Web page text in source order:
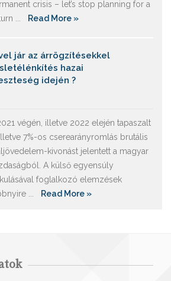
crisis – let’s stop planning for a
...
Read More »
jár az árrögzítésekkel
hazai
idején ?
végén, illetve 2022 elején tapaszalt
7%-os cserearányromlás brutális
kivonást jelentett a magyar
A külső egyensúly
foglalkozó elemzések
...
Read More »